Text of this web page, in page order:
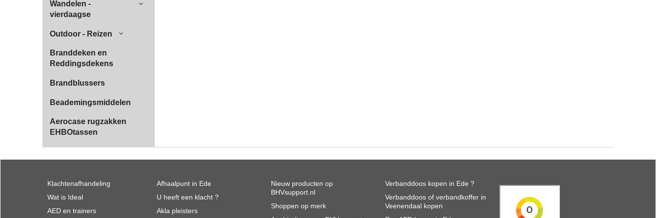
Wandelen -
vierdaagse
Outdoor - Reizen
Branddeken en
Reddingsdekens
Brandblussers
Beademingsmiddelen
Aerocase rugzakken
EHBOtassen
Klachtenafhandeling
Wat is Ideal
AED en trainers
Afhaalpunt in Ede
U heeft een klacht ?
Akla pleisters
Nieuw producten op
BHVsupport.nl
Shoppen op merk
Verbanddoos kopen in Ede ?
Verbanddoos of verbandkoffer in
Veenendaal kopen